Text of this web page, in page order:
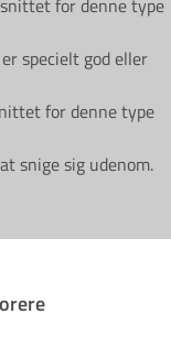
for denne type
specielt god eller
for denne type
snige sig udenom.